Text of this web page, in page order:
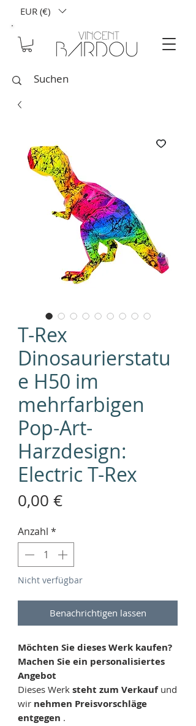
EUR (€)
T-Rex
Dinosaurierstatu
e H50 im
mehrfarbigen
Pop-Art-
Harzdesign:
Electric T-Rex
0,00 €Preis
Anzahl *
Nicht verfügbar
Benachrichtigen lassen
Möchten Sie dieses Werk kaufen?
Machen Sie ein personalisiertes
Angebot
Dieses Werk steht zum Verkaufund
wir nehmen Preisvorschläge
entgegen .